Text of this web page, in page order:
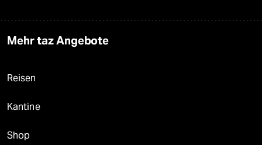
Mehr taz Angebote
Reisen
Kantine
Shop